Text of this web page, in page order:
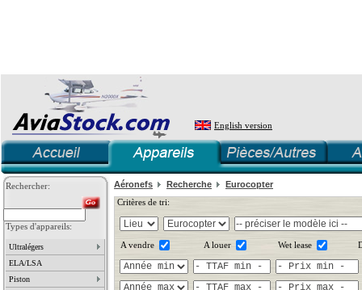
English version
Rechercher:
Types d'appareils:
Ultralégers
ELA/LSA
Piston
Aéronefs Recherche
Eurocopter
Critères de tri:
A vendre A louer Wet lease